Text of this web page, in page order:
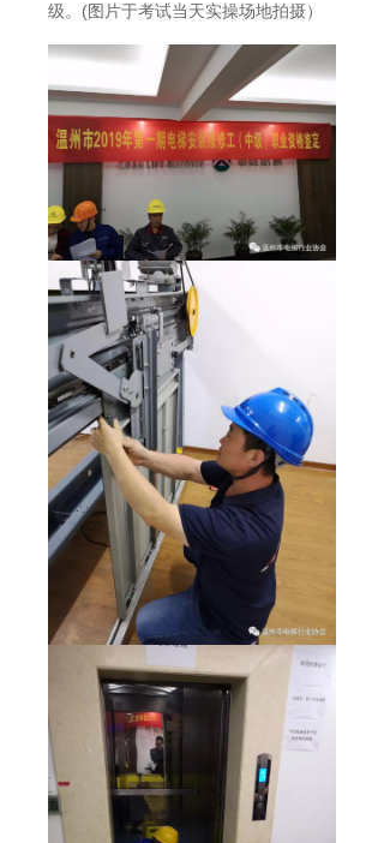
级。(图片于考试当天实操场地拍摄）